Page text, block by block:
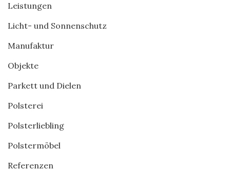
Leistungen
Licht- und Sonnenschutz
Manufaktur
Objekte
Parkett und Dielen
Polsterei
Polsterliebling
Polstermöbel
Referenzen